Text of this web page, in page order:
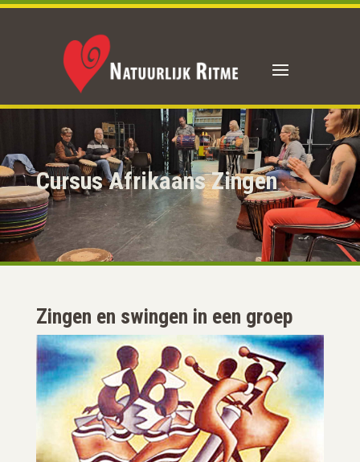
Cursus Afrikaans Zingen
Zingen en swingen in een groep